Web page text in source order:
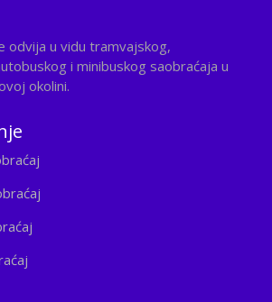
odvija u vidu tramvajskog,
i minibuskog saobraćaja u
okolini.